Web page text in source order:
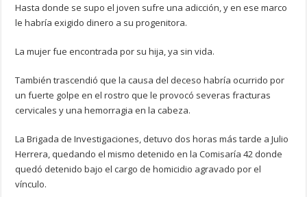
Hasta donde se supo el joven sufre una adicción, y en ese marco
le habría exigido dinero a su progenitora.
La mujer fue encontrada por su hija, ya sin vida.
También trascendió que la causa del deceso habría ocurrido por
un fuerte golpe en el rostro que le provocó severas fracturas
cervicales y una hemorragia en la cabeza.
La Brigada de Investigaciones, detuvo dos horas más tarde a Julio
Herrera, quedando el mismo detenido en la Comisaría 42 donde
quedó detenido bajo el cargo de homicidio agravado por el
vínculo.